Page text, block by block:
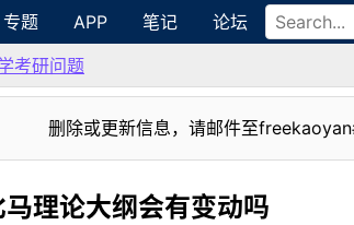
专题 APP 笔记 论坛
考研问题
删除或更新信息，请邮件至
理论大纲会有变动吗